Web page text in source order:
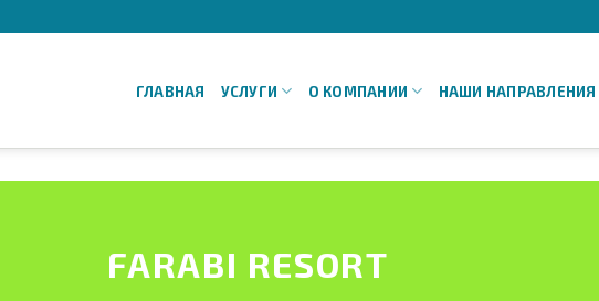
ГЛАВНАЯ УСЛУГИ О КОМПАНИИ НАШИ НАПРАВЛЕНИЯ
FARABI RESORT